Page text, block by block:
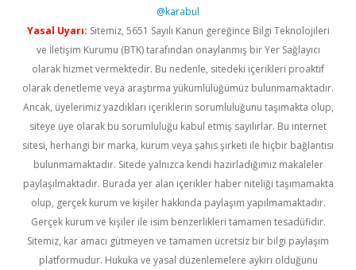
@karabul
Yasal Uyarı: Sitemiz, 5651 Sayılı Kanun gereğince Bilgi Teknolojileri
ve İletişim Kurumu (BTK) tarafından onaylanmış bir Yer Sağlayıcı
olarak hizmet vermektedir. Bu nedenle, sitedeki içerikleri proaktif
olarak denetleme veya araştırma yükümlülüğümüz bulunmamaktadır.
Ancak, üyelerimiz yazdıkları içeriklerin sorumluluğunu taşımakta olup,
siteye üye olarak bu sorumluluğu kabul etmiş sayılırlar. Bu internet
sitesi, herhangi bir marka, kurum veya şahıs şirketi ile hiçbir bağlantısı
bulunmamaktadır. Sitede yalnızca kendi hazırladığımız makaleler
paylaşılmaktadır. Burada yer alan içerikler haber niteliği taşımamakta
olup, gerçek kurum ve kişiler hakkında paylaşım yapılmamaktadır.
Gerçek kurum ve kişiler ile isim benzerlikleri tamamen tesadüfidir.
Sitemiz, kar amacı gütmeyen ve tamamen ücretsiz bir bilgi paylaşım
platformudur. Hukuka ve yasal düzenlemelere aykırı olduğunu